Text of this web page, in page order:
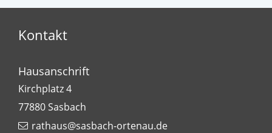
Kontakt
Hausanschrift
Kirchplatz 4
77880Sasbach
rathaus@sasbach-ortenau.de